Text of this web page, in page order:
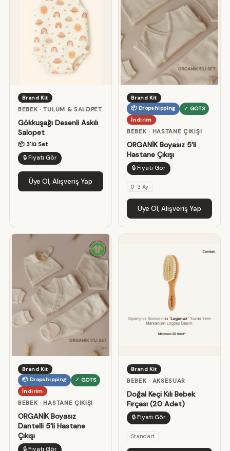
Brand Kit
BEBEK · TULUM & SALOPET
Gökkuşağı Desenli Askılı
Salopet
📦 3'lü Set
🔒 Fiyatı Gör
Üye Ol, Alışveriş Yap
Brand Kit
📦 Dropshipping
✓ GOTS
İndirim
BEBEK · HASTANE ÇIKIŞI
ORGANİK Boyasız 5'li
Hastane Çıkışı
🔒 Fiyatı Gör
0-3 Ay
Üye Ol, Alışveriş Yap
Brand Kit
📦 Dropshipping
✓ GOTS
İndirim
BEBEK · HASTANE ÇIKIŞI
ORGANİK Boyasız
Dantelli 5'li Hastane
Çıkışı
🔒 Fiyatı Gör
Brand Kit
BEBEK · AKSESUAR
Doğal Keçi Kılı Bebek
Fırçası (20 Adet)
🔒 Fiyatı Gör
Standart